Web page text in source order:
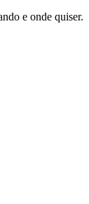
e onde quiser.